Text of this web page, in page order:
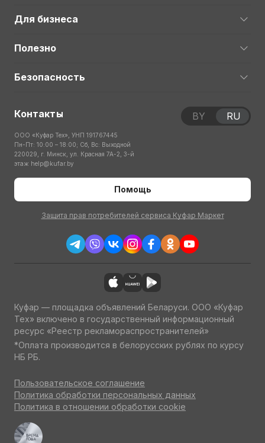
Для бизнеса
Полезно
Безопасность
Контакты
ООО «Куфар Тех», УНП 191767445
Пн-Пт: 10:00 – 18:00; Сб, Вс: Выходной
220029, г. Минск, ул. Красная 7А-2, 3-й
этаж help@kufar.by
Помощь
Защита прав потребителей сервиса Куфар Маркет
BY RU
Куфар — площадка объявлений Беларуси. ООО «Куфар
Тех» включено в государственный информационный
ресурс «Реестр рекламораспространителей»
*Оплата производится в белорусских рублях по курсу
НБ РБ.
Пользовательское соглашение
Политика обработки персональных данных
Политика в отношении обработки cookie